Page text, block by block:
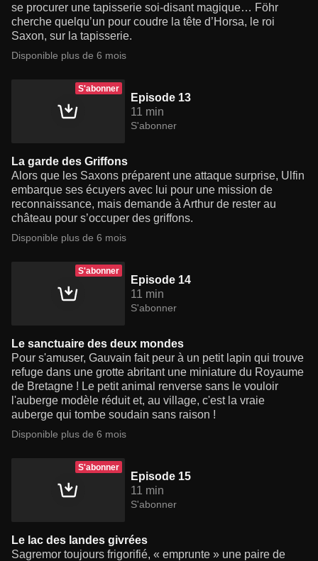
se procurer une tapisserie soi-disant magique… Föhr
cherche quelqu’un pour coudre la tête d’Horsa, le roi
Saxon, sur la tapisserie.
Disponible plus de 6 mois
S'abonner
Episode 13
11 min
S'abonner
La garde des Griffons
Alors que les Saxons préparent une attaque surprise, Ulfin
embarque ses écuyers avec lui pour une mission de
reconnaissance, mais demande à Arthur de rester au
château pour s’occuper des griffons.
Disponible plus de 6 mois
S'abonner
Episode 14
11 min
S'abonner
Le sanctuaire des deux mondes
Pour s'amuser, Gauvain fait peur à un petit lapin qui trouve
refuge dans une grotte abritant une miniature du Royaume
de Bretagne ! Le petit animal renverse sans le vouloir
l'auberge modèle réduit et, au village, c'est la vraie
auberge qui tombe soudain sans raison !
Disponible plus de 6 mois
S'abonner
Episode 15
11 min
S'abonner
Le lac des landes givrées
Sagremor toujours frigorifié, « emprunte » une paire de